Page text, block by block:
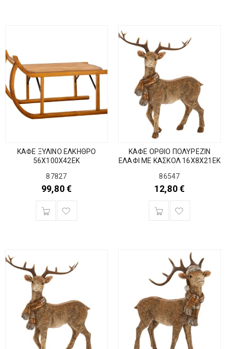
ΚΑΦΕ ΞΥΛΙΝΟ ΕΛΚΗΘΡΟ
56Χ100Χ42ΕΚ
87827
99,80€
ΚΑΦΕ ΟΡΘΙΟ ΠΟΛΥΡΕΖΙΝ
ΕΛΑΦΙ ΜΕ ΚΑΣΚΟΛ 16Χ8Χ21ΕΚ
86547
12,80€